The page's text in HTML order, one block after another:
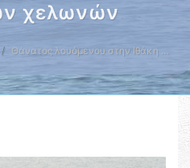
χελωνών
Θάνατος λουόμενου στην Ιθάκη …